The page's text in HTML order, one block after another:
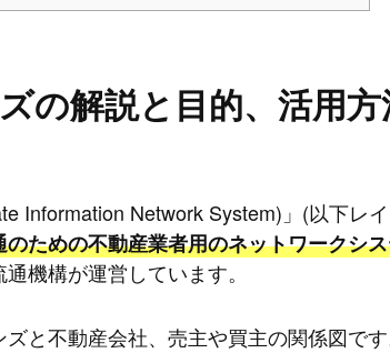
の解説と目的、活用
Information Network System)」(以下レ
のための不動産業者用のネットワークシ
機構が運営しています。
と不動産会社、売主や買主の関係図です